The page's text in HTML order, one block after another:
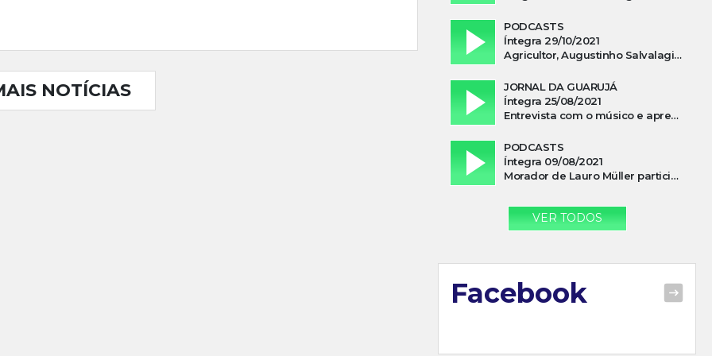
NOTÍCIAS
PODCASTS
Íntegra 29/10/2021
Agricultor, Augustinho Salvalagio, relata sobre aparição do Cavaleiro Negro no Rio das Furnas
JORNAL DA GUARUJÁ
Íntegra 25/08/2021
Entrevista com o músico e apresentador, Lismael Ferrareis, no Cidade e Campo
PODCASTS
Íntegra 09/08/2021
Morador de Lauro Müller participa de motociata em apoio a Bolsonaro
VER TODOS
Facebook